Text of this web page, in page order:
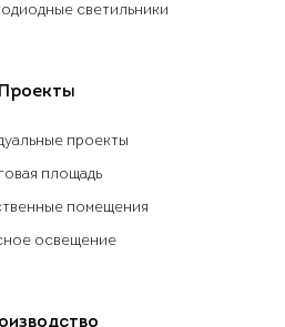
светильники
Проекты
проекты
площадь
помещения
освещение